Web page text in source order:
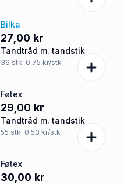
Bilka
27,00 kr
Tandtråd m. tandstik
36 stk· 0,75 kr/stk
Føtex
29,00 kr
Tandtråd m. tandstik
55 stk· 0,53 kr/stk
Føtex
30,00 kr